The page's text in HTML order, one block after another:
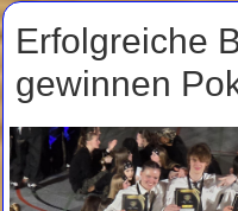
Erfolgreiche
gewinnen